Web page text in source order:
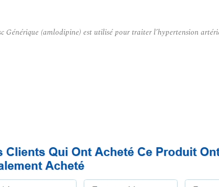
(amlodipine) est utilisé pour traiter l’hypertension